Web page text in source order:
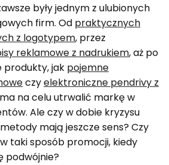
były jednym z ulubionych
firm. Od praktycznych
z logotypem, przez
reklamowe z nadrukiem, aż po
produkty, jak pojemne
czyelektroniczne pendrivy z
na celu utrwalić markę w
Ale czy w dobie kryzysu
mają jeszcze sens? Czy
taki sposób promocji, kiedy
podwójnie?